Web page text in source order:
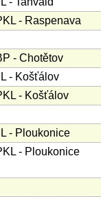
- Raspenava
- Chotětov
- Košťálov
- Košťálov
- Ploukonice
- Ploukonice